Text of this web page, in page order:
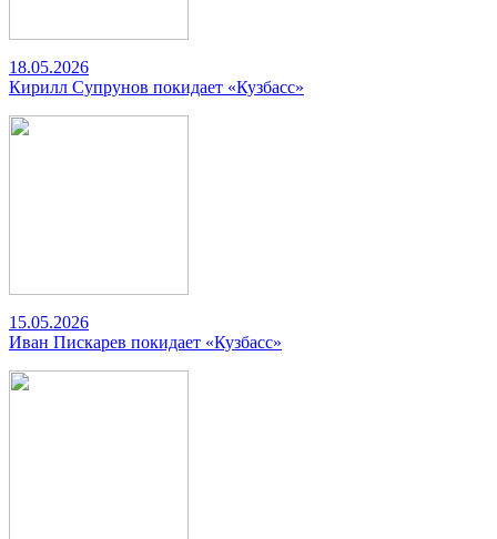
18.05.2026
Кирилл Супрунов покидает «Кузбасс»
15.05.2026
Иван Пискарев покидает «Кузбасс»